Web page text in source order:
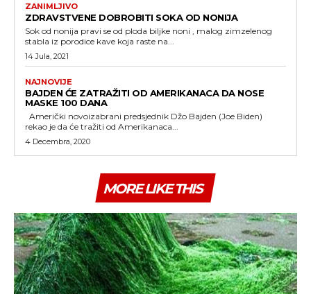
ZANIMLJIVO
ZDRAVSTVENE DOBROBITI SOKA OD NONIJA
Sok od nonija pravi se od ploda biljke noni , malog zimzelenog
stabla iz porodice kave koja raste na...
14 Jula, 2021
NAJNOVIJE
BAJDEN ĆE ZATRAŽITI OD AMERIKANACA DA NOSE
MASKE 100 DANA
rekao je da će tražiti od Amerikanaca...
4 Decembra, 2020
MORE LIKE THIS